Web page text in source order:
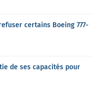
certains Boeing 777-
de ses capacités pour